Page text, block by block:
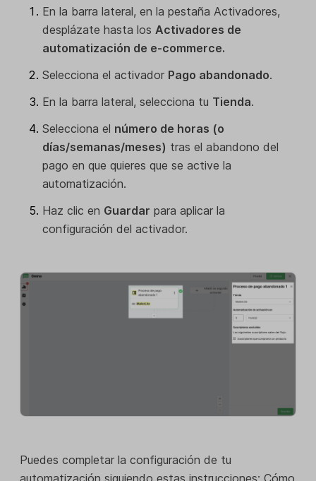
En la barra lateral, en la pestaña Activadores,
desplázate hasta los Activadores de
automatización de e-commerce.
Selecciona el activador Pago abandonado.
En la barra lateral, selecciona tu Tienda.
Selecciona el número de horas (o
días/semanas/meses) tras el abandono del
pago en que quieres que se active la
automatización.
Haz clic en Guardar para aplicar la
configuración del activador.
Puedes completar la configuración de tu